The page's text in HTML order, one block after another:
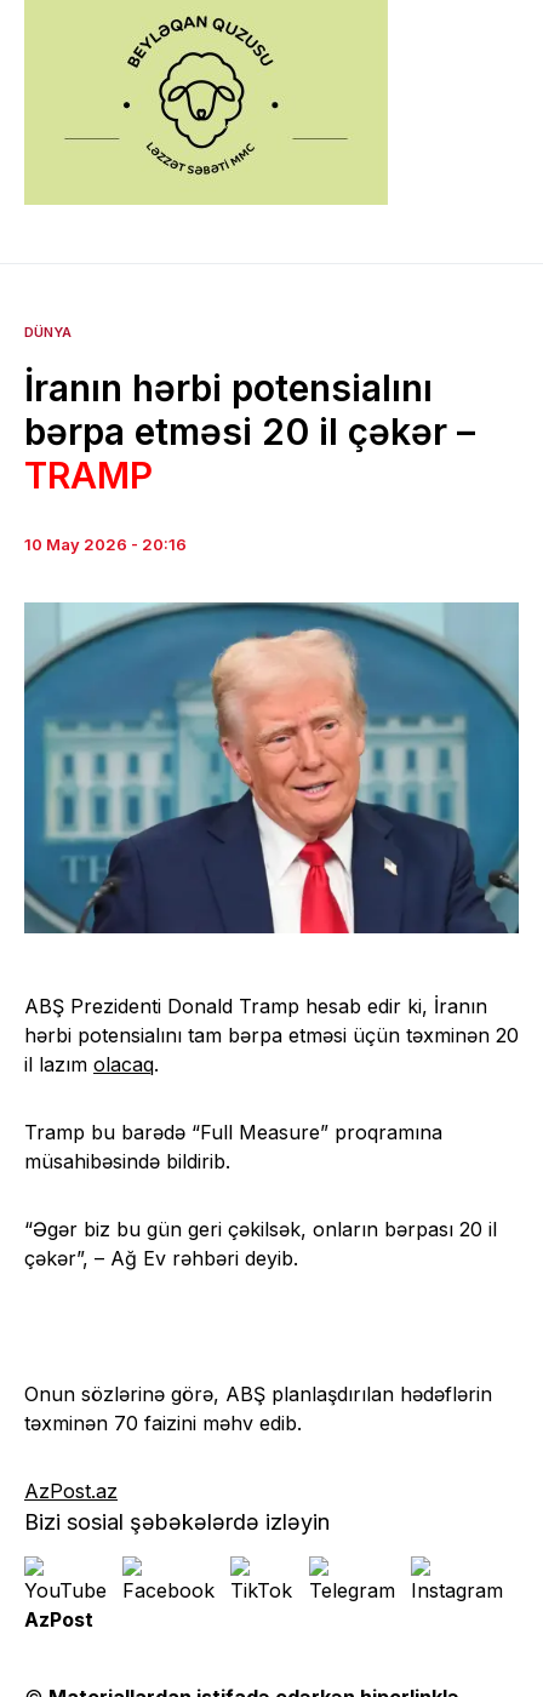
DÜNYA
İranın hərbi potensialını
bərpa etməsi 20 il çəkər –
TRAMP
10 May 2026 - 20:16
ABŞ Prezidenti Donald Tramp hesab edir ki, İranın
hərbi potensialını tam bərpa etməsi üçün təxminən 20
il lazım olacaq.
Tramp bu barədə “Full Measure” proqramına
müsahibəsində bildirib.
“Əgər biz bu gün geri çəkilsək, onların bərpası 20 il
çəkər”, – Ağ Ev rəhbəri deyib.
Onun sözlərinə görə, ABŞ planlaşdırılan hədəflərin
təxminən 70 faizini məhv edib.
AzPost.az
Bizi sosial şəbəkələrdə izləyin
AzPost